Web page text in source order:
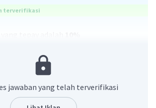
terverifikasi
pembahasannya ............
20.000.000,00
jawaban yang telah terverifikasi